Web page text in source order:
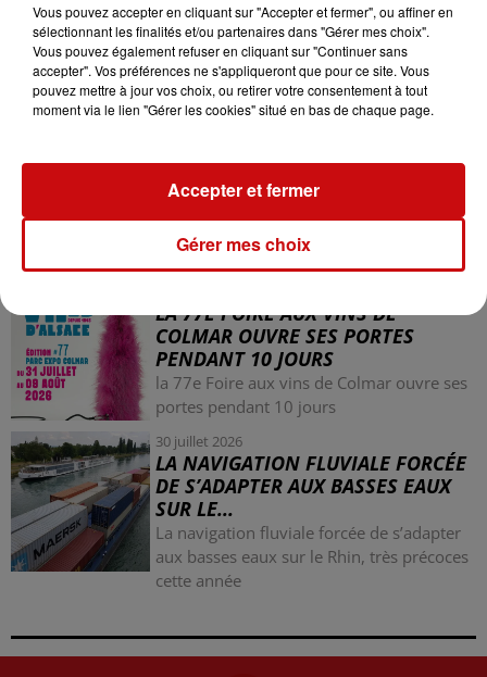
LES AUTRES ACTUALITÉS
31 juillet 2026
CONDAMNÉ À TROIS MOIS DE
PRISON AVEC SURSIS...
mois de prison avec sursis pour un salut
LA 77E FOIRE AUX VINS DE
COLMAR OUVRE SES PORTES
PENDANT 10 JOURS
la 77e Foire aux vins de Colmar ouvre ses
portes pendant 10 jours
30 juillet 2026
LA NAVIGATION FLUVIALE FORCÉE
DE S’ADAPTER AUX BASSES EAUX
SUR LE...
La navigation fluviale forcée de s’adapter
aux basses eaux sur le Rhin, très précoces
cette année
Vous pouvez accepter en cliquant sur "Accepter et fermer", ou affiner en
sélectionnant les finalités et/ou partenaires dans "Gérer mes choix".
Vous pouvez également refuser en cliquant sur "Continuer sans
accepter". Vos préférences ne s'appliqueront que pour ce site. Vous
pouvez mettre à jour vos choix, ou retirer votre consentement à tout
moment via le lien "Gérer les cookies" situé en bas de chaque page.
Gérer mes choix
Accepter et fermer